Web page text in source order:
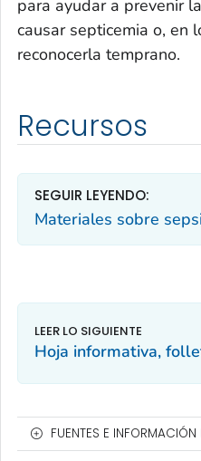
para ayudar a prevenir
causar septicemia o, en
reconocerla temprano.
Recursos
SEGUIR LEYENDO:
Materiales sobre
Hoja informativa,
FUENTES E